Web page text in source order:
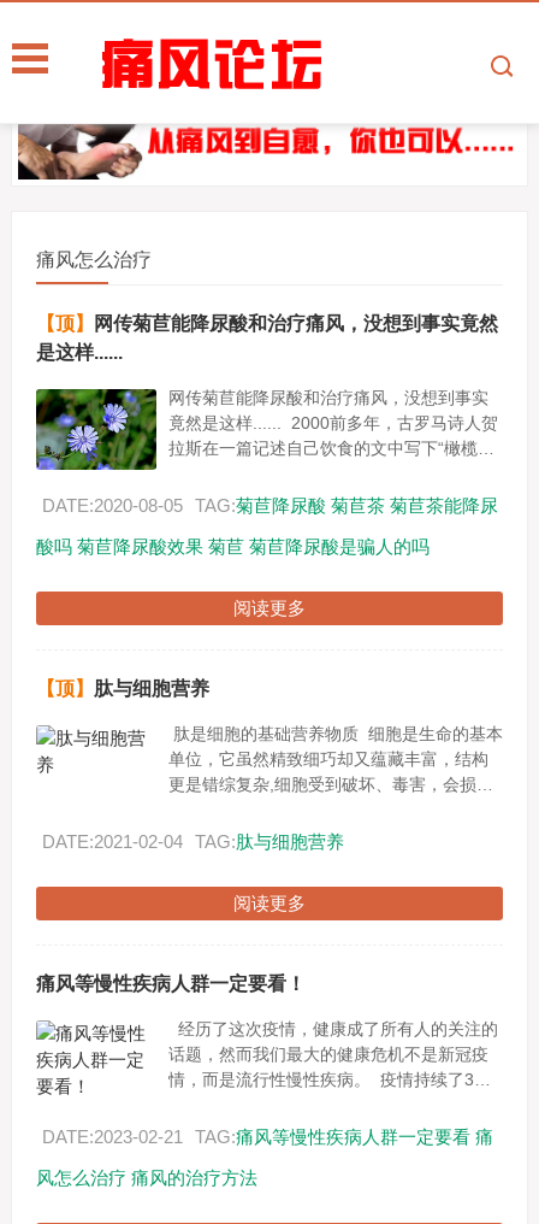
痛风怎么治疗
【顶】
网传菊苣能降尿酸和治疗痛风，没想到事实竟然
是这样......
网传菊苣能降尿酸和治疗痛风，没想到事实
竟然是这样...... 2000前多年，古罗马诗人贺
拉斯在一篇记述自己饮食的文中写下“橄榄、
食...
DATE:2020-08-05 TAG:菊苣降尿酸 菊苣茶 菊苣茶能降尿
酸吗 菊苣降尿酸效果 菊苣 菊苣降尿酸是骗人的吗
阅读更多
【顶】 肽与细胞营养
肽是细胞的基础营养物质 细胞是生命的基本
单位，它虽然精致细巧却又蕴藏丰富，结构
更是错综复杂,细胞受到破坏、毒害，会损害
就是--------...
DATE:2021-02-04 TAG:肽与细胞营养
阅读更多
痛风等慢性疾病人群一定要看！
经历了这次疫情，健康成了所有人的关注的
话题，然而我们最大的健康危机不是新冠疫
情，而是流行性慢性疾病。 疫情持续了3年
愈与恢复的。而人们普...
DATE:2023-02-21 TAG:痛风等慢性疾病人群一定要看 痛
风怎么治疗 痛风的治疗方法